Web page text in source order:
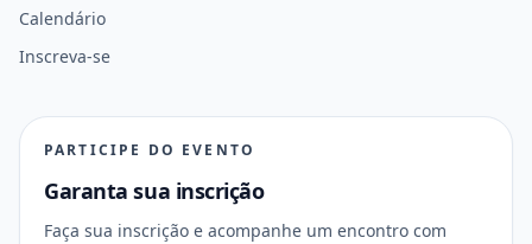
Calendário
Inscreva-se
PARTICIPE DO EVENTO
Garanta sua inscrição
Faça sua inscrição e acompanhe um encontro com